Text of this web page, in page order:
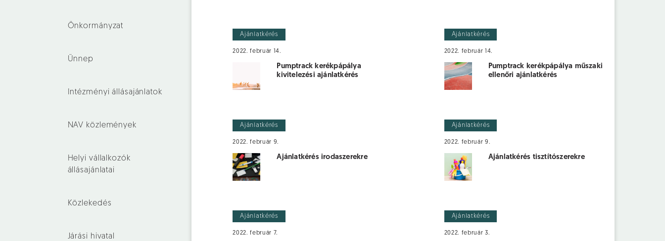
Önkormányzat
Ünnep
Intézményi állásajánlatok
NAV közlemények
Helyi vállalkozók
állásajánlatai
Közlekedés
Járási hivatal
Ajánlatkérés
2022. február 14.
Pumptrack kerékpápálya
kivitelezési ajánlatkérés
Ajánlatkérés
2022. február 14.
Pumptrack kerékpápálya műszaki
ellenőri ajánlatkérés
Ajánlatkérés
2022. február 9.
Ajánlatkérés irodaszerekre
Ajánlatkérés
2022. február 9.
Ajánlatkérés tisztítószerekre
Ajánlatkérés
2022. február 7.
Ajánlatkérés
2022. február 3.